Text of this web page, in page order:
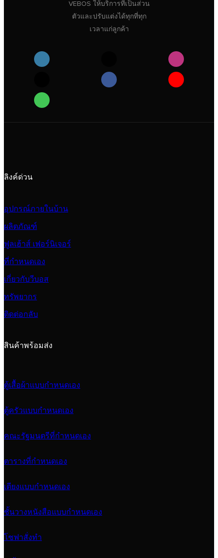
VEBOS ให้บริการที่เป็นส่วน
ตัวและปรับแต่งได้ทุกที่ทุก
เวลาแก่ลูกค้า
ลิงค์ด่วน
อุปกรณ์ภายในบ้าน
ผลิตภัณฑ์
ฟูลเฮ้าส์ เฟอร์นิเจอร์
ที่กำหนดเอง
เกี่ยวกับวีบอส
ทรัพยากร
ติดต่อกลับ
สินค้าพร้อมส่ง
ตู้เสื้อผ้าแบบกำหนดเอง
ตู้ครัวแบบกำหนดเอง
คณะรัฐมนตรีที่กำหนดเอง
ตารางที่กำหนดเอง
เตียงแบบกำหนดเอง
ชั้นวางหนังสือแบบกำหนดเอง
โซฟาสั่งทำ